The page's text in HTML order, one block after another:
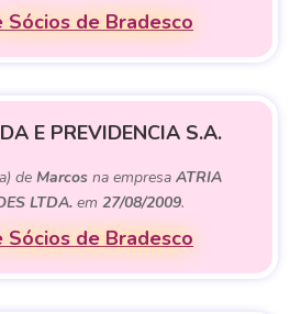
Sócios de Bradesco
E PREVIDENCIA S.A.
de Marcos na empresa ATRIA
LTDA. em 27/08/2009.
Sócios de Bradesco